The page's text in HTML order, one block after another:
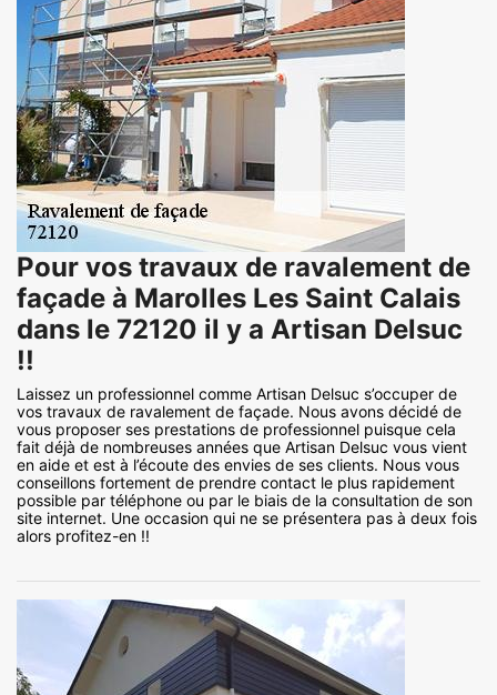
Pour vos travaux de ravalement de
façade à Marolles Les Saint Calais
dans le 72120 il y a Artisan Delsuc
!!
Laissez un professionnel comme Artisan Delsuc s’occuper de
vos travaux de ravalement de façade. Nous avons décidé de
vous proposer ses prestations de professionnel puisque cela
fait déjà de nombreuses années que Artisan Delsuc vous vient
en aide et est à l’écoute des envies de ses clients. Nous vous
conseillons fortement de prendre contact le plus rapidement
possible par téléphone ou par le biais de la consultation de son
site internet. Une occasion qui ne se présentera pas à deux fois
alors profitez-en !!